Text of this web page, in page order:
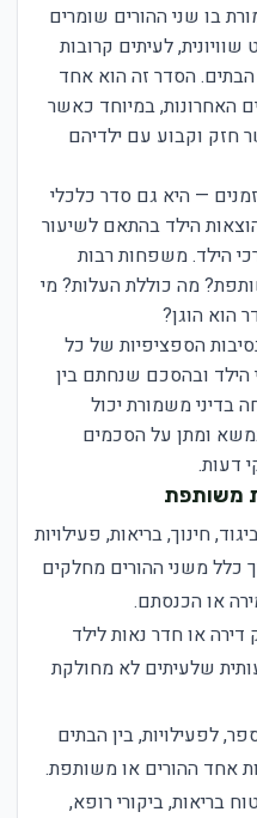
בו שני ההורים שומרים
לעיתים קרובות
הסדר זה הוא אחד
האחרונות, במיוחד כאשר
חזק וקבוע עם ילדיהם
— היא גם סדר כלכלי
הילד בהתאם לשיעור
הילד. משפחות רבות
מה כוללת העלות? מי
הוא הוגן?
הספציפיות של כל
ובהסכם שנחתם בין
בדיני משמורת יכול
ומתן על הסכמים
דעות.
משותפת
חינוך, בריאות, פעילויות
כלל משני ההורים מחלקים
או הכנסתם.
או חדר נאות לילד
שלעיתים לא מחולקת
לפעילויות, בין הבתים
אחד ההורים או משותפת.
בריאות, ביקורי רופא,